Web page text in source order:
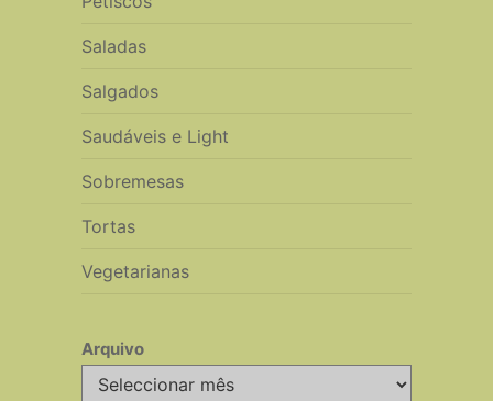
Saladas
Salgados
Saudáveis e Light
Sobremesas
Tortas
Vegetarianas
Arquivo
Arquivo